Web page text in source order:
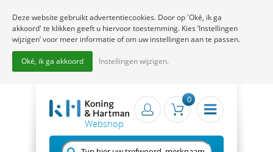
0
Deze website gebruikt advertentiecookies. Door op 'Oké, ik ga
akkoord' te klikken geeft u hiervoor toestemming. Kies ‘Instellingen
wijzigen’ voor meer informatie of om uw instellingen aan te passen.
Oké, ik ga akkoord Instellingen wijzigen.